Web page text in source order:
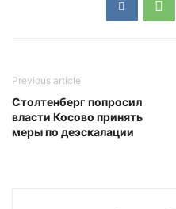
Previous article
Столтенберг попросил
власти Косово принять
меры по деэскалации